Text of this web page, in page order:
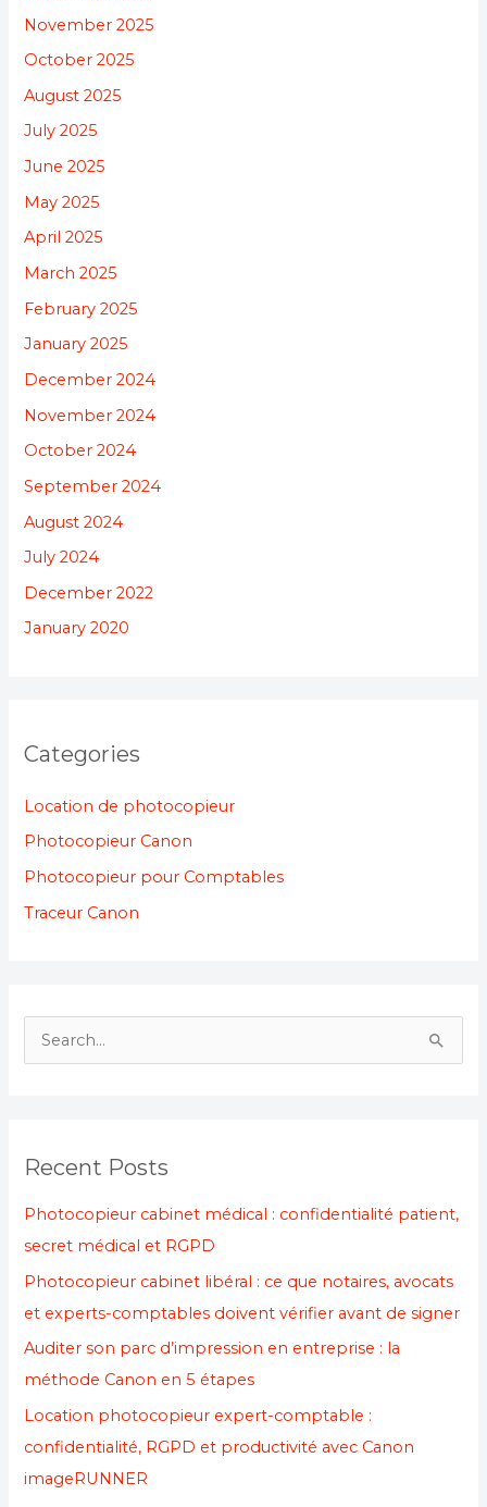
November 2025
October 2025
August 2025
July 2025
June 2025
May 2025
April 2025
March 2025
February 2025
January 2025
December 2024
November 2024
October 2024
September 2024
August 2024
July 2024
December 2022
January 2020
Categories
Location de photocopieur
Photocopieur Canon
Photocopieur pour Comptables
Traceur Canon
c
Recent Posts
Photocopieur cabinet médical : confidentialité patient,
secret médical et RGPD
Photocopieur cabinet libéral : ce que notaires, avocats
et experts-comptables doivent vérifier avant de signer
Auditer son parc d’impression en entreprise : la
méthode Canon en 5 étapes
Location photocopieur expert-comptable :
confidentialité, RGPD et productivité avec Canon
imageRUNNER